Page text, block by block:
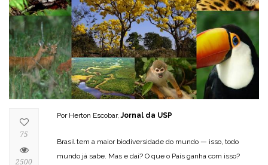
Por Herton Escobar,Jornal da USP
Brasil tem a maior biodiversidade do mundo — isso, todo
mundo já sabe. Mas e daí? O que o País ganha com isso?
75
2500